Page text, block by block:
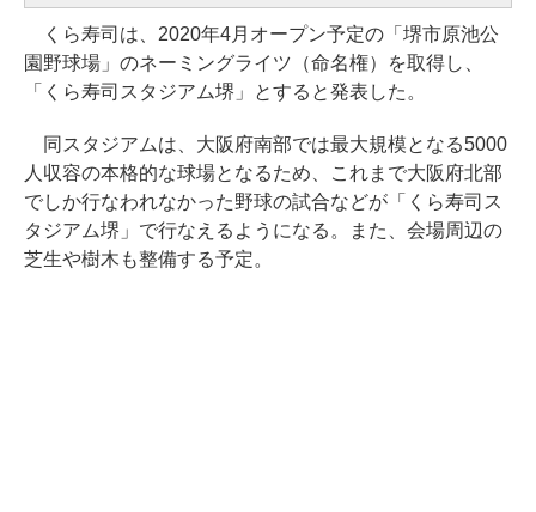
くら寿司は、2020年4月オープン予定の「堺市原池公
園野球場」のネーミングライツ（命名権）を取得し、
「くら寿司スタジアム堺」とすると発表した。
同スタジアムは、大阪府南部では最大規模となる5000
人収容の本格的な球場となるため、これまで大阪府北部
でしか行なわれなかった野球の試合などが「くら寿司ス
タジアム堺」で行なえるようになる。また、会場周辺の
芝生や樹木も整備する予定。